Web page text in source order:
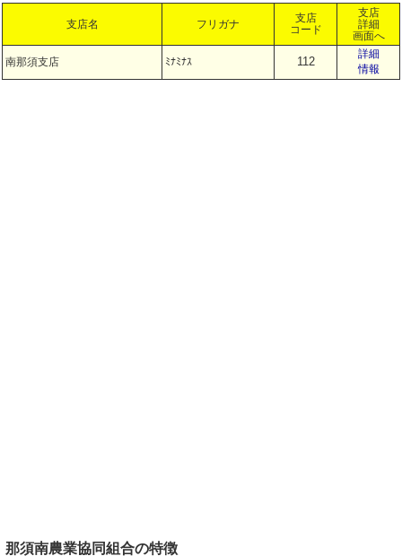
支店名 フリガナ
支店
コード
支店
詳細
画面へ
南那須支店 ﾐﾅﾐﾅｽ 112
詳細
情報
那須南農業協同組合の特徴